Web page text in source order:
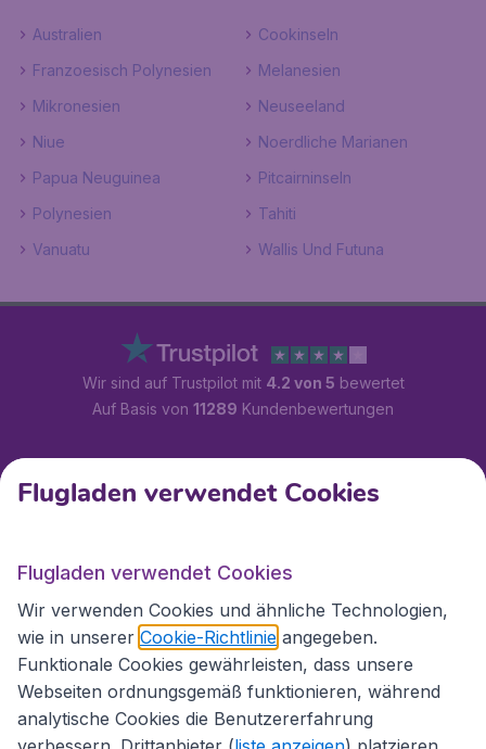
Australien
Cookinseln
Franzoesisch Polynesien
Melanesien
Mikronesien
Neuseeland
Niue
Noerdliche Marianen
Papua Neuguinea
Pitcairninseln
Polynesien
Tahiti
Vanuatu
Wallis Und Futuna
Wir sind auf Trustpilot mit 4.2 von 5 bewertet
Auf Basis von 11289 Kundenbewertungen
Kundenservice
Flugladen.at
Internationale Webseiten
Flugladen verwendet Cookies
Flugladen verwendet Cookies
Wir verwenden Cookies und ähnliche Technologien,
wie in unserer Cookie-Richtlinie angegeben.
Funktionale Cookies gewährleisten, dass unsere
Webseiten ordnungsgemäß funktionieren, während
analytische Cookies die Benutzererfahrung